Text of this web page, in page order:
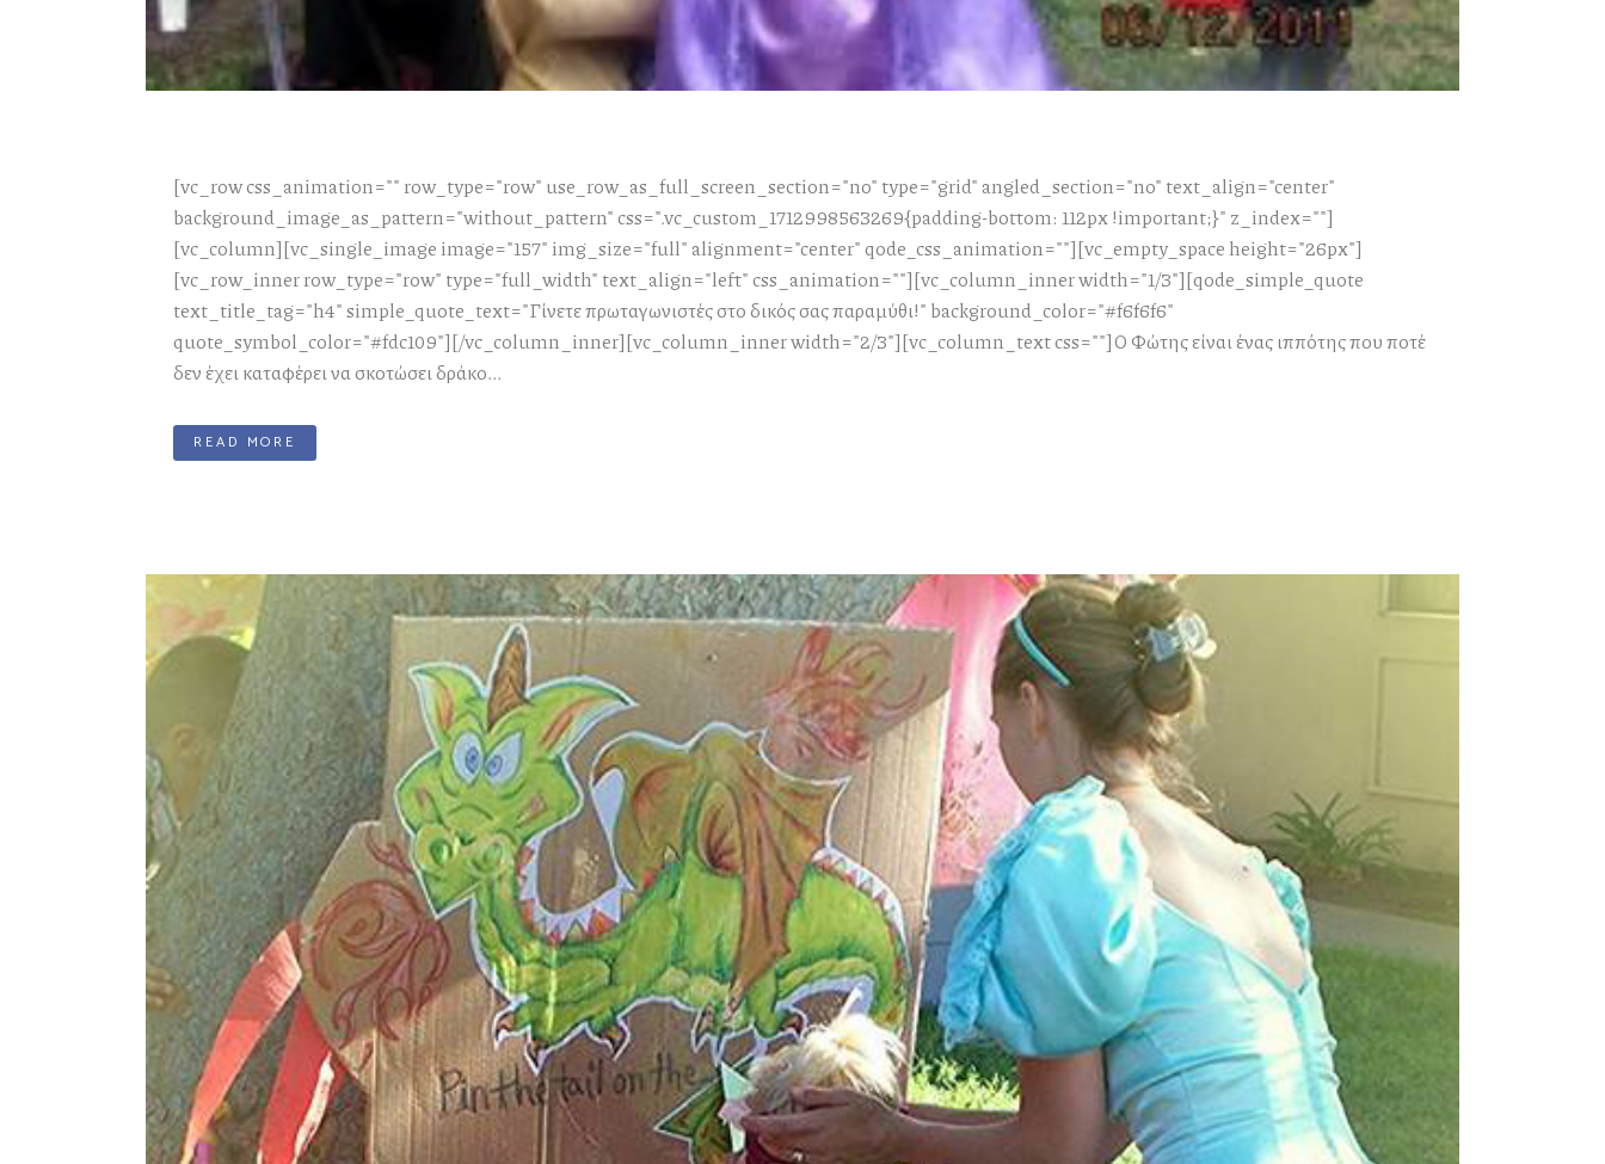
[vc_row css_animation="" row_type="row" use_row_as_full_screen_section="no" type="grid" angled_section="no" text_align="center"
background_image_as_pattern="without_pattern" css=".vc_custom_1712998563269{padding-bottom: 112px !important;}" z_index=""]
[vc_column][vc_single_image image="157" img_size="full" alignment="center" qode_css_animation=""][vc_empty_space height="26px"]
[vc_row_inner row_type="row" type="full_width" text_align="left" css_animation=""][vc_column_inner width="1/3"][qode_simple_quote
text_title_tag="h4" simple_quote_text="Γίνετε πρωταγωνιστές στο δικός σας παραμύθι!" background_color="#f6f6f6"
quote_symbol_color="#fdc109"][/vc_column_inner][vc_column_inner width="2/3"][vc_column_text css=""]Ο Φώτης είναι ένας ιππότης που ποτέ
δεν έχει καταφέρει να σκοτώσει δράκο...
READ MORE